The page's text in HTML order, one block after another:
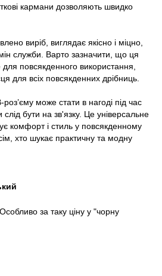
кармани дозволяють швидко
виріб, виглядає якісно і міцно,
служби. Варто зазначити, що ця
повсякденного використання,
для всіх повсякденних дрібниць.
роз’єму може стати в нагоді під час
бути на зв'язку. Це універсальне
комфорт і стиль у повсякденному
хто шукає практичну та модну
за таку ціну у "чорну